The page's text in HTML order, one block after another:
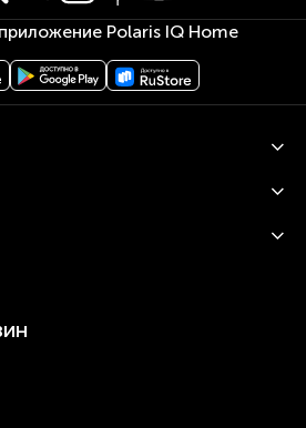
Polaris IQ Home